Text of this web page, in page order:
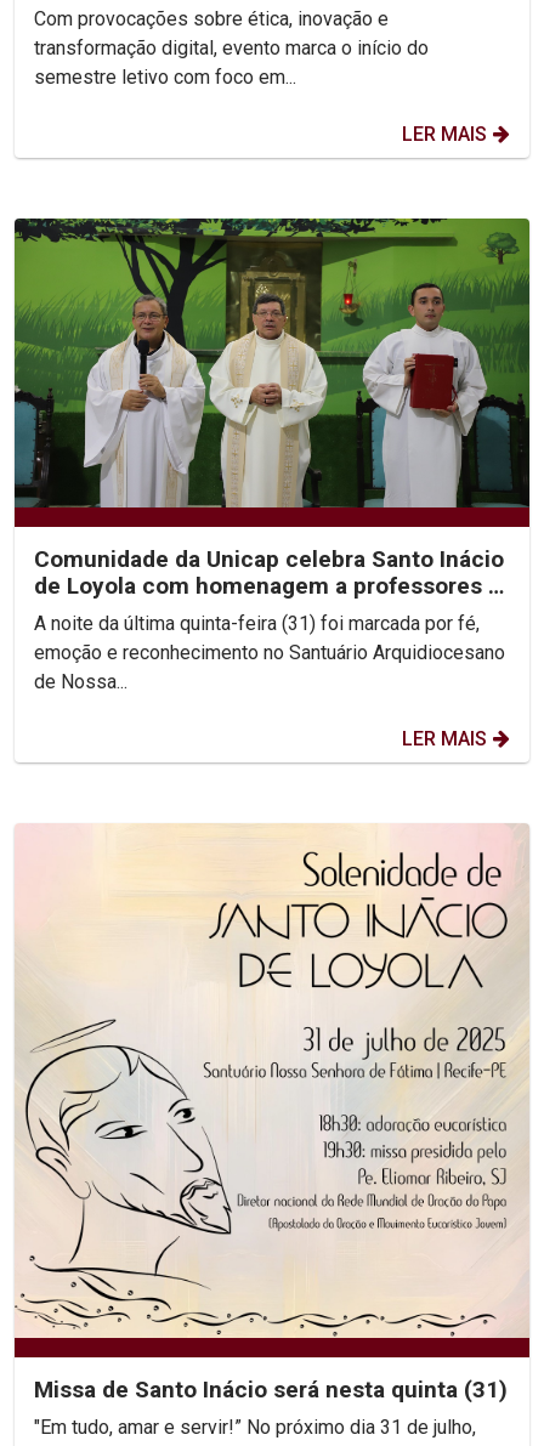
abertura da...
Com provocações sobre ética, inovação e
transformação digital, evento marca o início do
semestre letivo com foco em...
LER MAIS
Comunidade da Unicap celebra Santo Inácio
de Loyola com homenagem a professores e
jesuítas
A noite da última quinta-feira (31) foi marcada por fé,
emoção e reconhecimento no Santuário Arquidiocesano
de Nossa...
LER MAIS
Missa de Santo Inácio será nesta quinta (31)
"Em tudo, amar e servir!” No próximo dia 31 de julho,